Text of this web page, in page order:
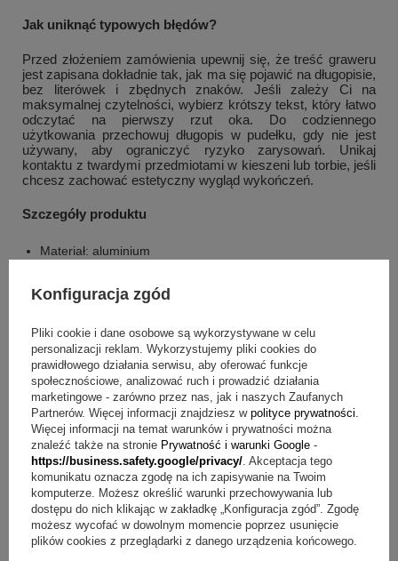
+1
Jak uniknąć typowych błędów?
Przed złożeniem zamówienia upewnij się, że treść graweru
jest zapisana dokładnie tak, jak ma się pojawić na długopisie,
bez literówek i zbędnych znaków. Jeśli zależy Ci na
maksymalnej czytelności, wybierz krótszy tekst, który łatwo
odczytać na pierwszy rzut oka. Do codziennego
użytkowania przechowuj długopis w pudełku, gdy nie jest
używany, aby ograniczyć ryzyko zarysowań. Unikaj
kontaktu z twardymi przedmiotami w kieszeni lub torbie, jeśli
chcesz zachować estetyczny wygląd wykończeń.
Szczegóły produktu
Materiał: aluminium
Kolorystyka: jasnoniebieski
Wymiary pudełka: 180 x 43 x 22 mm
Grawerunek na długopisie: dowolny grawerunek
Kolor napisu po grawerunku: biały
Limit znaków grawerunku: około 30 znaków
Co otrzymujesz w cenie zestawu?
Jasnoniebieski długopis
Standardowy wkład do długopisu niebieski
Dowolny grawerunek na długopisie, napis wychodzi w
kolorze białym (około 30 znaków)
Eleganckie pudełko tekturowe
Konfiguracja zgód
Pliki cookie i dane osobowe są wykorzystywane w celu
personalizacji reklam. Wykorzystujemy pliki cookies do
prawidłowego działania serwisu, aby oferować funkcje
społecznościowe, analizować ruch i prowadzić działania
marketingowe - zarówno przez nas, jak i naszych Zaufanych
Partnerów. Więcej informacji znajdziesz w polityce prywatności
Więcej informacji na temat warunków i prywatności można
znaleźć także na stronie Prywatność i warunki Google -
https://business.safety.google/privacy/ . Akceptacja tego
komunikatu oznacza zgodę na ich zapisywanie na Twoim
komputerze. Możesz określić warunki przechowywania lub
dostępu do nich klikając w zakładkę „Konfiguracja zgód”. Zgodę
możesz wycofać w dowolnym momencie poprzez usunięcie
plików cookies z przeglądarki z danego urządzenia końcowego.